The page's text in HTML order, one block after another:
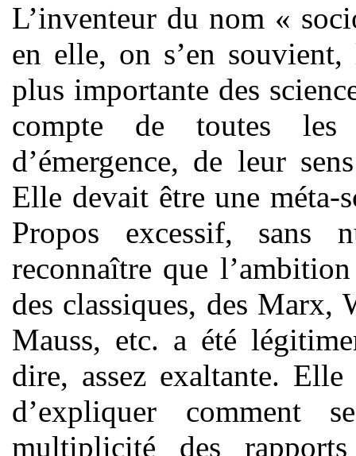
L’inventeur du nom «
en elle, on s’en
plus importante des
compte de toutes les
d’émergence, de leur
Elle devait être une méta-
Propos excessif,
reconnaître que
des classiques, des Marx,
Mauss, etc. a été
dire, assez exaltante.
d’expliquer comment
multiplicité des